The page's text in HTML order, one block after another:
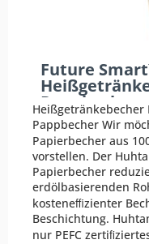
Future
Pappbecher
Heißgetränkebecher
Pappbecher Wir
Papierbecher aus
vorstellen. Der
Papierbecher
erdölbasierenden
kosteneﬃzienter
Beschichtung.
nur PEFC